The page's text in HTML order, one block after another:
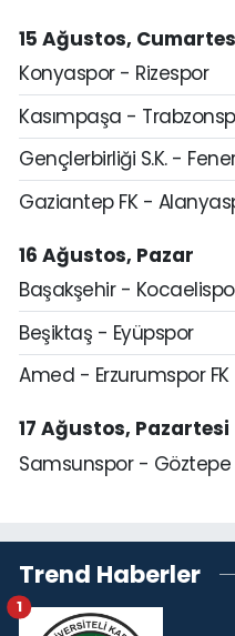
15 Ağustos,
Konyaspor - Rizespor
Kasımpaşa -
Gençlerbirliği S.K. -
Gaziantep FK -
16 Ağustos, Pazar
Başakşehir -
Beşiktaş - Eyüpspor
Amed - Erzurumspor FK
17 Ağustos, Pazartesi
Samsunspor - Göztepe
Trend Haberler
1